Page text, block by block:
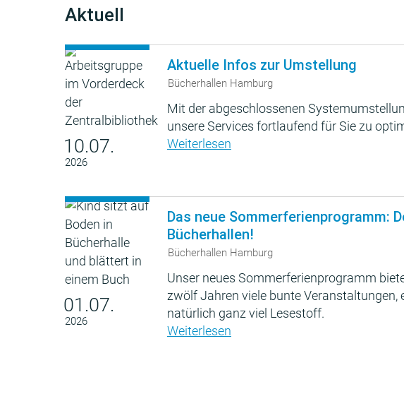
Aktuell
10.07.
2026
Aktuelle Infos zur Umstellung
Bücherhallen Hamburg
Mit der abgeschlossenen
unsere Services fortlaufend für Sie zu
Weiterlesen
01.07.
2026
Das neue Sommerferienprogramm:
Bücherhallen!
Bücherhallen Hamburg
Unser neues Sommerferienprogramm
zwölf Jahren viele bunte
natürlich ganz viel Lesestoff.
Weiterlesen